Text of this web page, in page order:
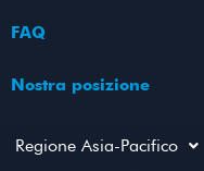
FAQ
Nostra posizione
Regione Asia-Pacifico